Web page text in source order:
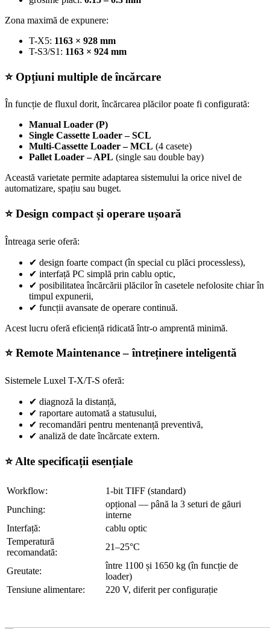
Zona maximă de expunere:
T-X5: 1163 × 928 mm
T-S3/S1: 1163 × 924 mm
⭐ Opțiuni multiple de încărcare
În funcție de fluxul dorit, încărcarea plăcilor poate fi configurată:
Manual Loader (P)
Single Cassette Loader – SCL
Multi-Cassette Loader – MCL (4 casete)
Pallet Loader – APL (single sau double bay)
Această varietate permite adaptarea sistemului la orice nivel de
automatizare, spațiu sau buget.
⭐ Design compact și operare ușoară
Întreaga serie oferă:
✔ design foarte compact (în special cu plăci processless),
✔ interfață PC simplă prin cablu optic,
✔ posibilitatea încărcării plăcilor în casetele nefolosite chiar în
timpul expunerii,
✔ funcții avansate de operare continuă.
Acest lucru oferă eficiență ridicată într-o amprentă minimă.
⭐ Remote Maintenance – întreținere inteligentă
Sistemele Luxel T-X/T-S oferă:
✔ diagnoză la distanță,
✔ raportare automată a statusului,
✔ recomandări pentru mentenanță preventivă,
✔ analiză de date încărcate extern.
⭐ Alte specificații esențiale
Workflow:
1-bit TIFF (standard)
Punching:
opțional — până la 3 seturi de găuri
interne
Interfață:
cablu optic
Temperatură
recomandată:
21–25°C
Greutate:
între 1100 și 1650 kg (în funcție de
loader)
Tensiune alimentare:
220 V, diferit per configurație